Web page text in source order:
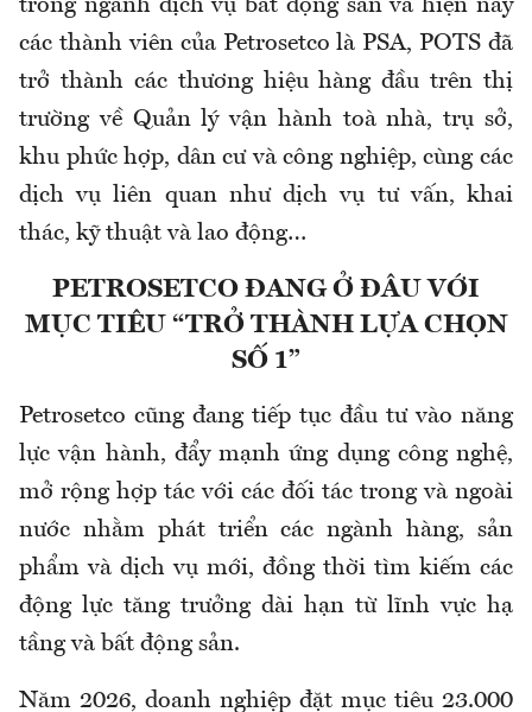
trong ngành dịch vụ bất động sản và hiện nay
các thành viên của Petrosetco là PSA, POTS đã
trở thành các thương hiệu hàng đầu trên thị
trường về Quản lý vận hành toà nhà, trụ sở,
khu phức hợp, dân cư và công nghiệp, cùng các
dịch vụ liên quan như dịch vụ tư vấn, khai
thác, kỹ thuật và lao động…
PETROSETCO ĐANG Ở ĐÂU VỚI
MỤC TIÊU “TRỞ THÀNH LỰA CHỌN
SỐ 1”
Petrosetco cũng đang tiếp tục đầu tư vào năng
lực vận hành, đẩy mạnh ứng dụng công nghệ,
mở rộng hợp tác với các đối tác trong và ngoài
nước nhằm phát triển các ngành hàng, sản
phẩm và dịch vụ mới, đồng thời tìm kiếm các
động lực tăng trưởng dài hạn từ lĩnh vực hạ
tầng và bất động sản.
Năm 2026, doanh nghiệp đặt mục tiêu 23.000